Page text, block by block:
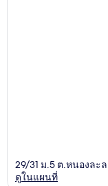
29/31 ม.5 ต.หนองละ
ดูในแผนที่